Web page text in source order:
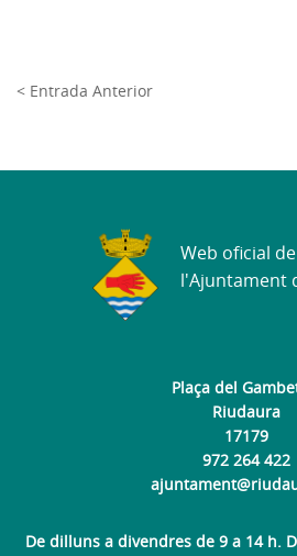
< Entrada Anterior
Plaça del
Riudaura
17179
972 264 422
De dilluns a divendres de 9 a 14 h.
Web oficial de
l'Ajuntament